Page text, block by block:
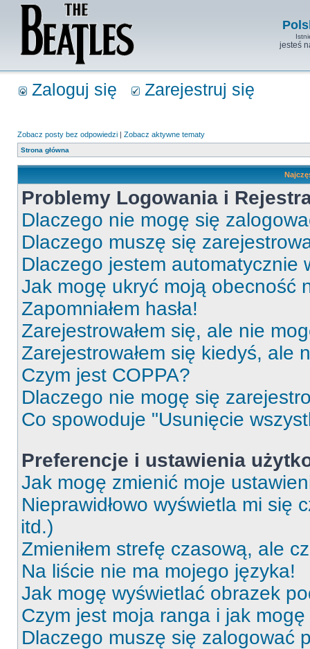
jesteś
Zaloguj się Zarejestruj się
Zobacz posty bez odpowiedzi | Zobacz aktywne tematy
Strona główna
Problemy Logowania i
Dlaczego nie mogę się
Dlaczego muszę się
Dlaczego jestem automatycznie
Jak mogę ukryć moją obecność
Zapomniałem hasła!
Zarejestrowałem się, ale nie
Zarejestrowałem się kiedyś, ale
Czym jest COPPA?
Dlaczego nie mogę się
Co spowoduje "Usunięcie
Preferencje i ustawienia
Jak mogę zmienić moje
Nieprawidłowo wyświetla mi się
itd.)
Zmieniłem strefę czasową, ale
Na liście nie ma mojego języka!
Jak mogę wyświetlać obrazek
Czym jest moja ranga i jak
Dlaczego muszę się zalogować